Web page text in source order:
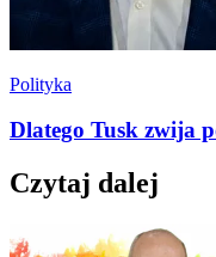
Polityka
Dlatego Tusk zwija
Czytaj dalej